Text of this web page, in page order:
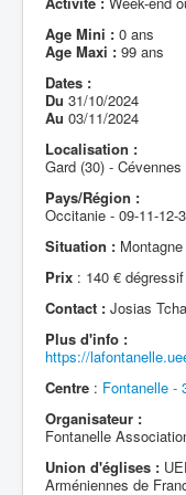
Age Mini : 0 ans
Age Maxi : 99 ans
Dates :
Du 31/10/2024
Au 03/11/2024
Localisation :
Gard (30) - Cévennes
Pays/Région :
Occitanie - 09-11-12-
Situation : Montagne
Prix : 140 €
Contact : Josias
Plus d'info :
https://
Centre : Fontanelle -
Organisateur :
Fontanelle
Union d'églises :
Arméniennes de